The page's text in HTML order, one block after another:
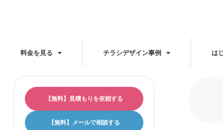
料金を見る チラシデザイン事例 は
【無料】見積もりを依頼する
【無料】メールで相談する